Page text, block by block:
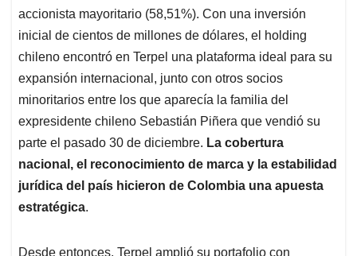
accionista mayoritario (58,51%). Con una inversión
inicial de cientos de millones de dólares, el holding
chileno encontró en Terpel una plataforma ideal para su
expansión internacional, junto con otros socios
minoritarios entre los que aparecía la familia del
expresidente chileno Sebastián Piñera que vendió su
parte el pasado 30 de diciembre. La cobertura
nacional, el reconocimiento de marca y la estabilidad
jurídica del país hicieron de Colombia una apuesta
estratégica.
Desde entonces, Terpel amplió su portafolio con